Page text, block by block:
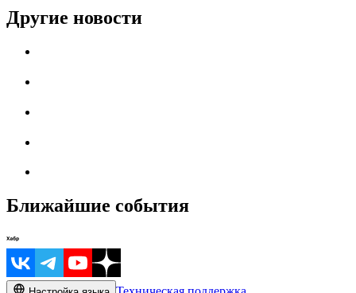
Другие новости
Ближайшие события